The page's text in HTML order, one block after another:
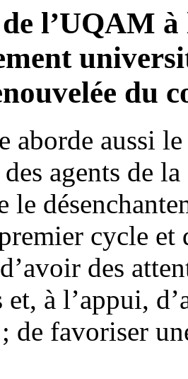
l’UQAM
du
aborde aussi
agents de
le
cycle et
des
et, à l’appui,
de favoriser